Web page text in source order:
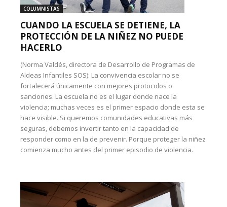
COLUMNISTAS
CUANDO LA ESCUELA SE DETIENE, LA
PROTECCIÓN DE LA NIÑEZ NO PUEDE
HACERLO
(Norma Valdés, directora de Desarrollo de Programas de
Aldeas Infantiles SOS): La convivencia escolar no se
fortalecerá únicamente con mejores protocolos o
sanciones. La escuela no es el lugar donde nace la
violencia; muchas veces es el primer espacio donde esta se
hace visible. Si queremos comunidades educativas más
seguras, debemos invertir tanto en la capacidad de
responder como en la de prevenir. Porque proteger la niñez
comienza mucho antes del primer episodio de violencia.